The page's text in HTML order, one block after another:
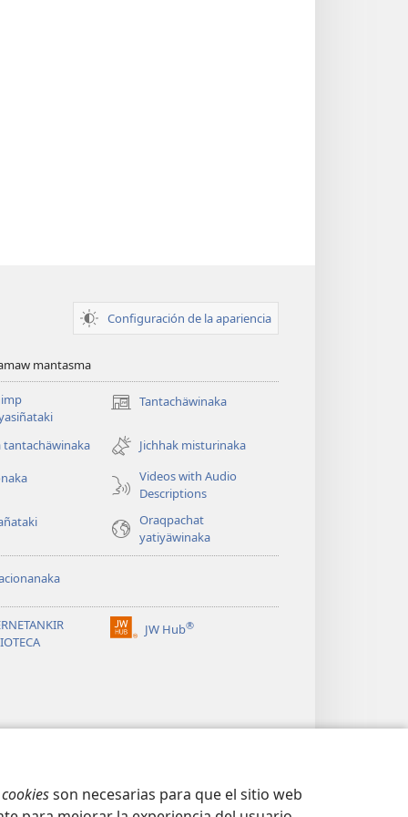
cookiesson necesarias para que el sitio web
Configuración de la apariencia
mantasma
Tantachäwinaka
(opens
window)
tantachäwinaka
Jichhak misturinaka
Videos with Audio
Descriptions
Oraqpachat
yatiyäwinaka
JW Hub®
(opens